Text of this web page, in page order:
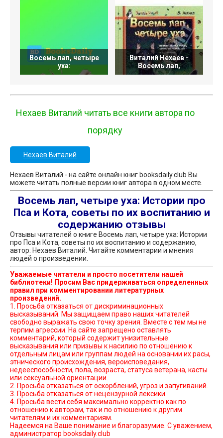
Восемь лап, четыре
уха:
Виталий Нехаев -
Восемь лап,
Нехаев Виталий читать все книги автора по
порядку
Нехаев Виталий
Нехаев Виталий - на сайте онлайн книг booksdaily.club Вы
можете читать полные версии книг автора в одном месте.
Восемь лап, четыре уха: Истории про
Пса и Кота, советы по их воспитанию и
содержанию отзывы
Отзывы читателей о книге Восемь лап, четыре уха: Истории
про Пса и Кота, советы по их воспитанию и содержанию,
автор: Нехаев Виталий. Читайте комментарии и мнения
людей о произведении.
Уважаемые читатели и просто посетители нашей
библиотеки! Просим Вас придерживаться определенных
правил при комментировании литературных
произведений.
1. Просьба отказаться от дискриминационных
высказываний. Мы защищаем право наших читателей
свободно выражать свою точку зрения. Вместе с тем мы не
терпим агрессии. На сайте запрещено оставлять
комментарий, который содержит унизительные
высказывания или призывы к насилию по отношению к
отдельным лицам или группам людей на основании их расы,
этнического происхождения, вероисповедания,
недееспособности, пола, возраста, статуса ветерана, касты
или сексуальной ориентации.
2. Просьба отказаться от оскорблений, угроз и запугиваний.
3. Просьба отказаться от нецензурной лексики.
4. Просьба вести себя максимально корректно как по
отношению к авторам, так и по отношению к другим
читателям и их комментариям.
Надеемся на Ваше понимание и благоразумие. С уважением,
администратор booksdaily.club